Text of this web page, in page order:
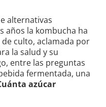
alternativas
años la kombucha ha
culto, aclamada por
la salud y su
entre las preguntas
fermentada, una
azúcar